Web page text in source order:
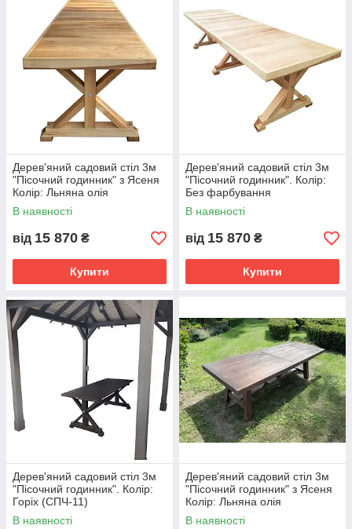
Дерев'яний садовий стіл 3м
"Пісочний годинник" з Ясеня
Колір: Льняна олія
В наявності
від 15 870 ₴
Купити
Дерев'яний садовий стіл 3м
"Пісочний годинник". Колір:
Без фарбування
В наявності
від 15 870 ₴
Купити
Дерев'яний садовий стіл 3м
"Пісочний годинник". Колір:
Горіх (СПЧ-11)
В наявності
Дерев'яний садовий стіл 3м
"Пісочний годинник" з Ясеня
Колір: Льняна олія
В наявності